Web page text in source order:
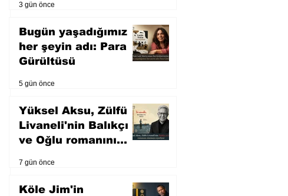
3 gün önce
Bugün yaşadığımız
her şeyin adı: Para
Gürültüsü
5 gün önce
Yüksel Aksu, Zülfü
Livaneli'nin Balıkçı
ve Oğlu romanını
7 gün önce
Köle Jim'in